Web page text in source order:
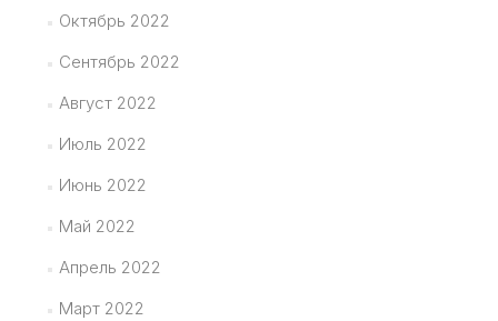
Октябрь 2022
Сентябрь 2022
Август 2022
Июль 2022
Июнь 2022
Май 2022
Апрель 2022
Март 2022